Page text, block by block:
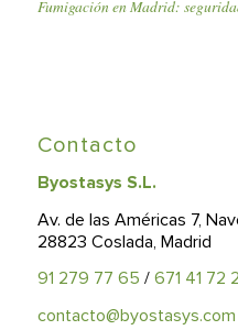
Fumigación en Madrid:
Contacto
Byostasys S.L.
Av. de las Américas 7,
28823 Coslada, Madrid
91 279 77 65 / 671 41 72
contacto@byostasys.com